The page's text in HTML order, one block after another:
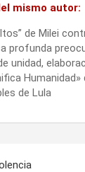
mismo autor:
de Milei
profunda
unidad,
Humanidad»
de Lula